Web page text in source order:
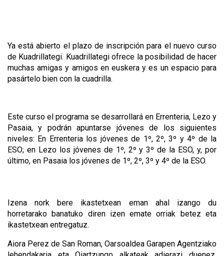
Ya está abierto el plazo de inscripción para el nuevo curso
de Kuadrillategi. Kuadrillategi ofrece la posibilidad de hacer
muchas amigas y amigos en euskera y es un espacio para
pasártelo bien con la cuadrilla.
Este curso el programa se desarrollará en Errenteria, Lezo y
Pasaia, y podrán apuntarse jóvenes de los siguientes
niveles: En Errenteria los jóvenes de 1º, 2º, 3º y 4º de la
ESO; en Lezo los jóvenes de 1º, 2º y 3º de la ESO, y, por
último, en Pasaia los jóvenes de 1º, 2º, 3º y 4º de la ESO.
Izena nork bere ikastetxean eman ahal izango du
horretarako banatuko diren izen emate orriak betez eta
ikastetxean entregatuz.
Aiora Perez de San Roman, Oarsoaldea Garapen Agentziako